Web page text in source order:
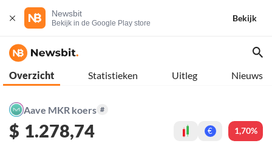
Newsbit
Bekijk in de Google Play store
Bekijk
Overzicht Statistieken Uitleg Nieuws
Aave MKR koers #
$ 1.278,74 € 1,70%